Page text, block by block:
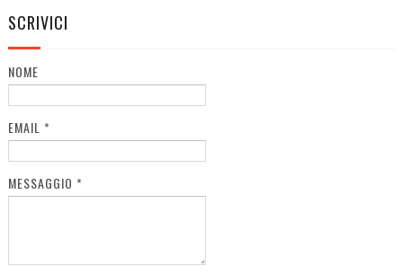
SCRIVICI
NOME
EMAIL *
MESSAGGIO *